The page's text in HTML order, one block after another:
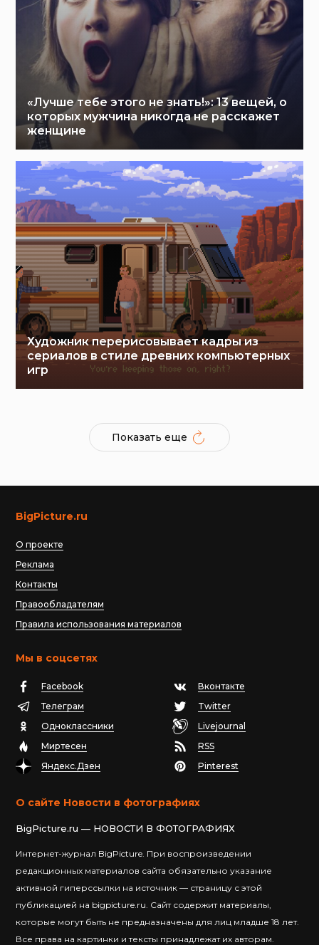
«Лучше тебе этого не знать!»: 13 вещей, о
которых мужчина никогда не расскажет
женщине
Художник перерисовывает кадры из
сериалов в стиле древних компьютерных
игр
Показать еще
BigPicture.ru
О проекте
Реклама
Контакты
Правообладателям
Правила использования материалов
Мы в соцсетях
Facebook
Вконтакте
Телеграм
Twitter
Одноклассники
Livejournal
Миртесен
RSS
Яндекс.Дзен
Pinterest
О сайте Новости в фотографиях
BigPicture.ru — НОВОСТИ В ФОТОГРАФИЯХ
Интернет-журнал BigPicture. При воспроизведении
редакционных материалов сайта обязательно указание
активной гиперссылки на источник — страницу с этой
публикацией на bigpicture.ru. Сайт содержит материалы,
которые могут быть не предназначены для лиц младше 18 лет.
Все права на картинки и тексты принадлежат их авторам.